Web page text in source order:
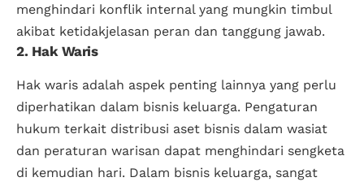
menghindari konflik internal yang mungkin timbul
akibat ketidakjelasan peran dan tanggung jawab.
2. Hak Waris
Hak waris adalah aspek penting lainnya yang perlu
diperhatikan dalam bisnis keluarga. Pengaturan
hukum terkait distribusi aset bisnis dalam wasiat
dan peraturan warisan dapat menghindari sengketa
di kemudian hari. Dalam bisnis keluarga, sangat